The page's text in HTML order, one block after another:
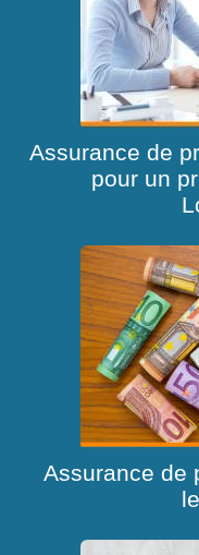
Assurance de
pour un
Assurance de